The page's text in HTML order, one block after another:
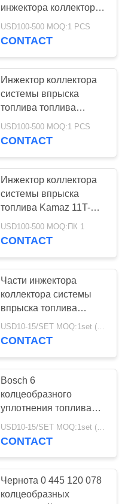
инжектора коллектора
системы впрыска
топлива Howo 095000-
USD100-500 MOQ:1 PCS
CONTACT
Инжектор коллектора
системы впрыска
топлива топлива
Denso разделяет
095000-5215 для Hino
USD100-500 MOQ:1 PCS
CONTACT
Инжектор коллектора
системы впрыска
топлива Kamaz 11T-S
150.3KW разделяет 0
445 120 006,
USD100-500 MOQ:ПК 1
CONTACT
Части инжектора
коллектора системы
впрыска топлива
набора уплотнения
инжектора топлива
USD10-15/SET MOQ:1set (9pcs)
CONTACT
Bosch 6
колцеобразного
уплотнения топлива
инжектора частей
замены 0445120074
CONTACT
Чернота 0 445 120 078
колцеобразных